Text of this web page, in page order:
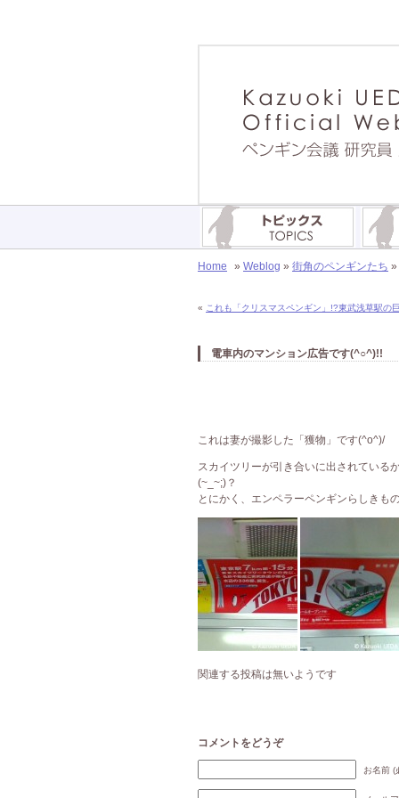
Home » Weblog » 街角のペンギンたち »
« これも「クリスマスペンギン」!?東武浅草駅の
電車内のマンション広告です(^○^)!!
これは妻が撮影した「獲物」です(^o^)/
スカイツリーが引き合いに出されている
(~_~;)？
とにかく、エンペラーペンギンらしきも
関連する投稿は無いようです
コメントをどうぞ
お名前 (